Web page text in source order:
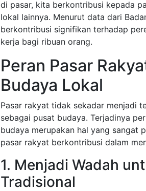
di pasar, kita berkontribusi kepada
lokal lainnya. Menurut data dari
berkontribusi signifikan terhadap
kerja bagi ribuan orang.
Peran Pasar
Budaya Lokal
Pasar rakyat tidak sekadar menjadi
sebagai pusat budaya. Terjadinya
budaya merupakan hal yang sangat
pasar rakyat berkontribusi dalam
1. Menjadi Wadah
Tradisional